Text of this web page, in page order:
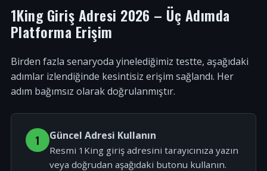
1King Giriş Adresi 2026 – Üç Adımda
Platforma Erişim
Birden fazla senaryoda yinelediğimiz testte, aşağıdaki
adımlar izlendiğinde kesintisiz erişim sağlandı. Her
adım bağımsız olarak doğrulanmıştır.
1 Güncel Adresi Kullanın
Resmi 1King giriş adresini tarayıcınıza yazın
veya doğrudan aşağıdaki butonu kullanın.